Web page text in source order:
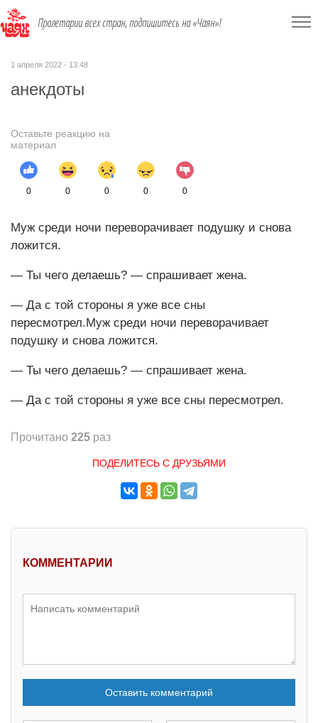
Пролетарии всех стран, подпишитесь на «Чаян»!
1 апреля 2022 - 13:48
анекдоты
Оставьте реакцию на
материал
0 0 0 0 0
Муж среди ночи переворачивает подушку и снова
ложится.
— Ты чего делаешь? — спрашивает жена.
— Да с той стороны я уже все сны
пересмотрел.Муж среди ночи переворачивает
подушку и снова ложится.
— Ты чего делаешь? — спрашивает жена.
— Да с той стороны я уже все сны пересмотрел.
Прочитано 225 раз
ПОДЕЛИТЕСЬ С ДРУЗЬЯМИ
КОММЕНТАРИИ
Оставить комментарий